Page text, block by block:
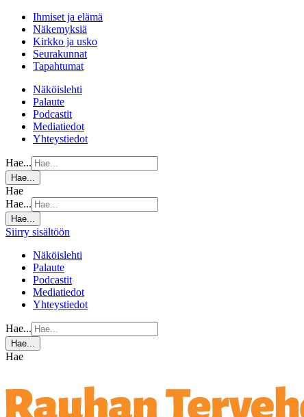
Ihmiset ja elämä
Näkemyksiä
Kirkko ja usko
Seurakunnat
Tapahtumat
Näköislehti
Palaute
Podcastit
Mediatiedot
Yhteystiedot
Hae...
Hae...
Hae
Hae...
Hae...
Siirry sisältöön
Näköislehti
Palaute
Podcastit
Mediatiedot
Yhteystiedot
Hae...
Hae...
Hae